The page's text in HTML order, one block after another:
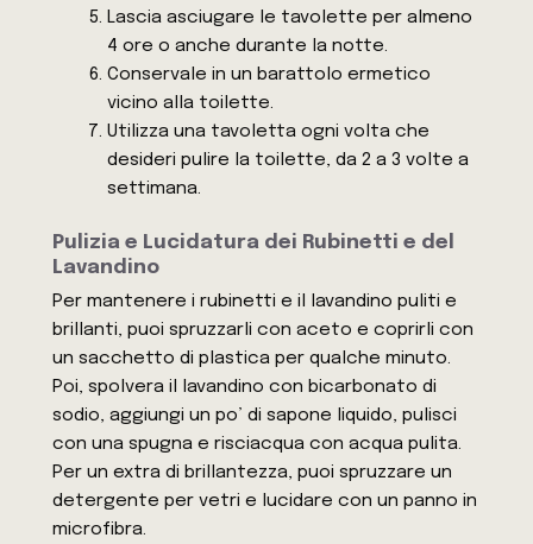
Lascia asciugare le tavolette per almeno
4 ore o anche durante la notte.
Conservale in un barattolo ermetico
vicino alla toilette.
Utilizza una tavoletta ogni volta che
desideri pulire la toilette, da 2 a 3 volte a
settimana.
Pulizia e Lucidatura dei Rubinetti e del
Lavandino
Per mantenere i rubinetti e il lavandino puliti e
brillanti, puoi spruzzarli con aceto e coprirli con
un sacchetto di plastica per qualche minuto.
Poi, spolvera il lavandino con bicarbonato di
sodio, aggiungi un po’ di sapone liquido, pulisci
con una spugna e risciacqua con acqua pulita.
Per un extra di brillantezza, puoi spruzzare un
detergente per vetri e lucidare con un panno in
microfibra.